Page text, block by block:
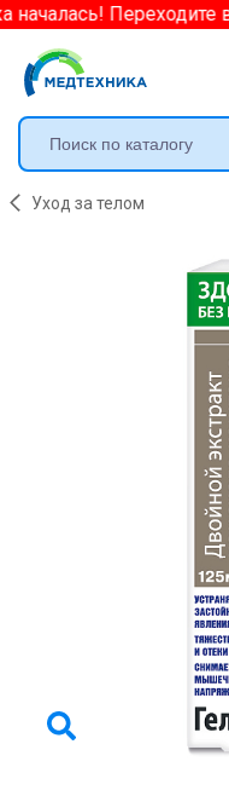
Переходите
Уход за телом